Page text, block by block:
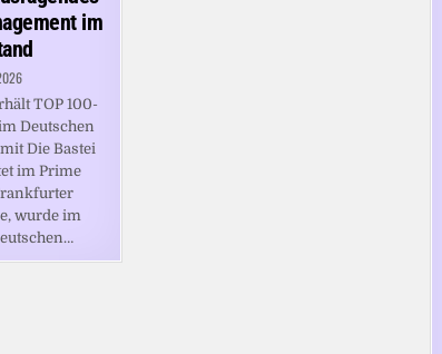
im
TOP 100-
Deutschen
Die Bastei
im Prime
wurde im